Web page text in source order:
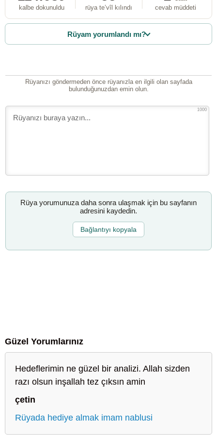
kalbe dokunuldu rüya te’vîl kılındı
cevab müddeti
Rüyam yorumlandı mı?
Rüyanızı göndermeden önce rüyanızla en ilgili olan sayfada
bulunduğunuzdan emin olun.
1000
Rüya yorumunuza daha sonra ulaşmak için bu sayfanın
adresini kaydedin.
Bağlantıyı kopyala
Güzel Yorumlarınız
Hedeflerimin ne güzel bir analizi. Allah sizden
razı olsun inşallah tez çıksın amin
çetin
Rüyada hediye almak imam nablusi